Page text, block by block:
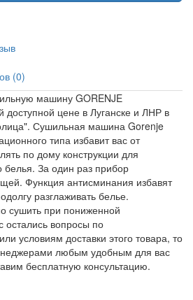
(0)
машину GORENJE
доступной цене в Луганске и ЛНР в
Сушильная машина Gorenje
типа избавит вас от
по дому конструкции для
белья. За один раз прибор
Функция антисминания избавят
разглаживать белье.
сушить при пониженной
остались вопросы по
условиям доставки этого товара, то
любым удобным для вас
бесплатную консультацию.